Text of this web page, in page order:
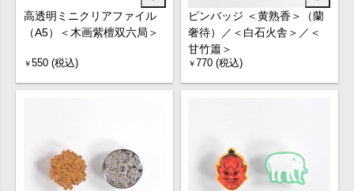
高透明ミニクリアファイル
（A5）＜木画紫檀双六局＞
￥550 (税込)
ピンバッジ ＜黄熟香＞（蘭
奢待）／＜白石火舎＞／＜
甘竹簫＞
￥ 770 (税込)